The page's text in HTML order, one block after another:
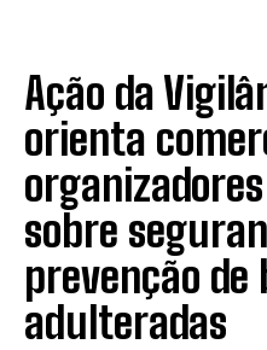
Ação da
orienta
sobre
prevenção de
adulteradas